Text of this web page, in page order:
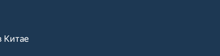
Китае